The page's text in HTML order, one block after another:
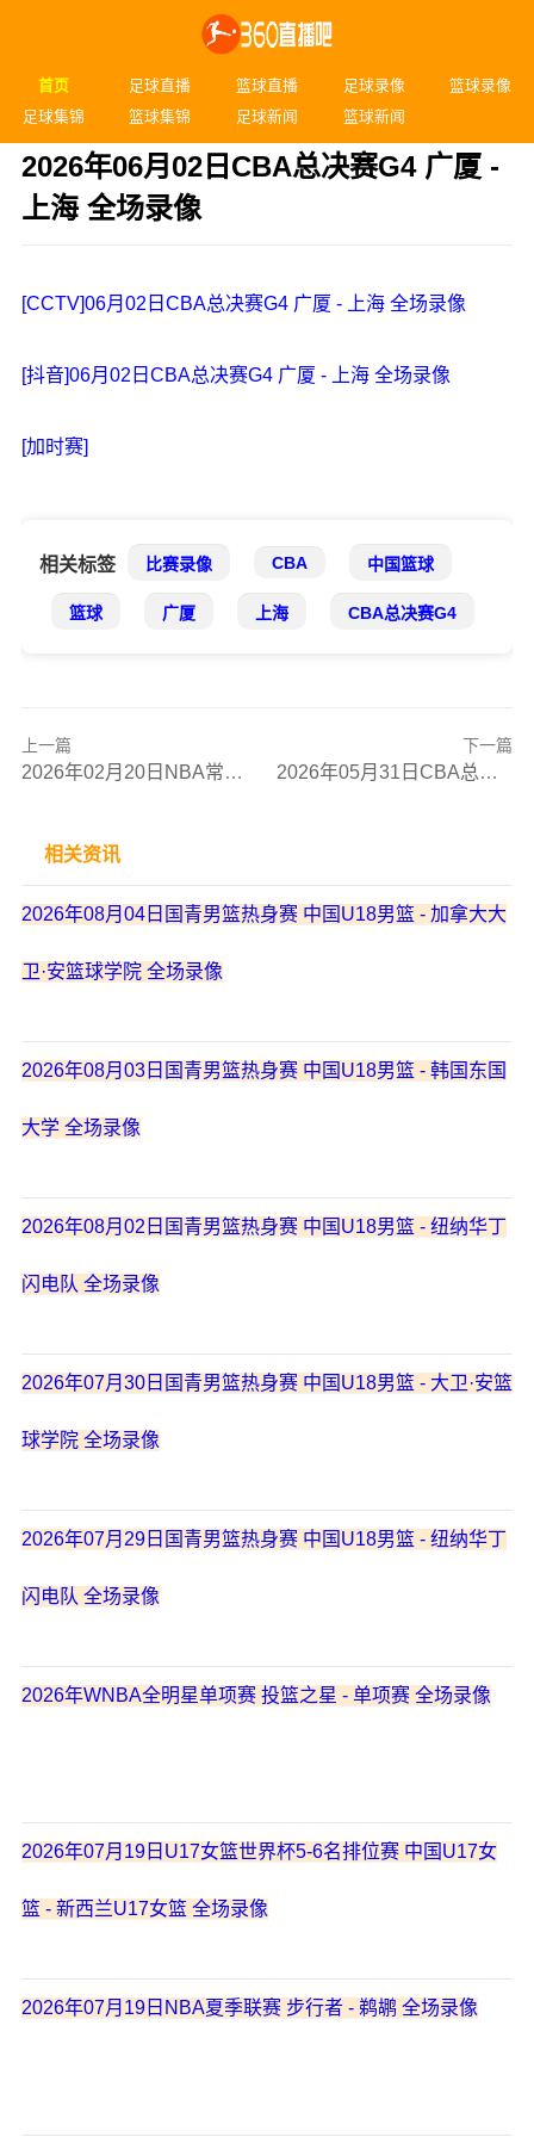
首页 足球直播 篮球直播 足球录像
篮球录像
足球集锦
篮球集锦 足球新闻 篮球新闻
2026年06月02日CBA总决赛G4 广厦 -
上海 全场录像
[CCTV]06月02日CBA总决赛G4 广厦 - 上海 全场录像
[抖音]06月02日CBA总决赛G4 广厦 - 上海 全场录像
[加时赛]
相关标签 比赛录像 CBA 中国篮球
篮球 广厦 上海 CBA总决赛G4
上一篇
2026年02月20日NBA常规赛 篮网 - 骑士 全场录像
下一篇
2026年05月31日CBA总决赛G3 广厦 - 上海 全场录像
相关资讯
2026年08月04日国青男篮热身赛 中国U18男篮 - 加拿大大
卫·安篮球学院 全场录像
2026年08月03日国青男篮热身赛 中国U18男篮 - 韩国东国
大学 全场录像
2026年08月02日国青男篮热身赛 中国U18男篮 - 纽纳华丁
闪电队 全场录像
2026年07月30日国青男篮热身赛 中国U18男篮 - 大卫·安篮
球学院 全场录像
2026年07月29日国青男篮热身赛 中国U18男篮 - 纽纳华丁
闪电队 全场录像
2026年WNBA全明星单项赛 投篮之星 - 单项赛 全场录像
2026年07月19日U17女篮世界杯5-6名排位赛 中国U17女
篮 - 新西兰U17女篮 全场录像
2026年07月19日NBA夏季联赛 步行者 - 鹈鹕 全场录像